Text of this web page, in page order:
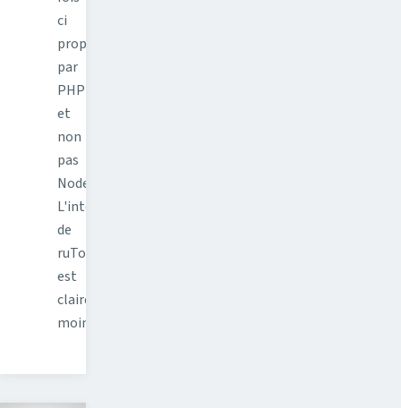
ci
propulsée
par
PHP
et
non
pas
Node.js.
L'interface
de
ruTorrent
est
clairement
moins…